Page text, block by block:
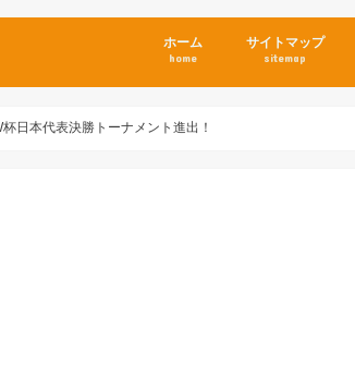
ホーム
home
サイトマップ
sitemap
日本代表決勝トーナメント進出！